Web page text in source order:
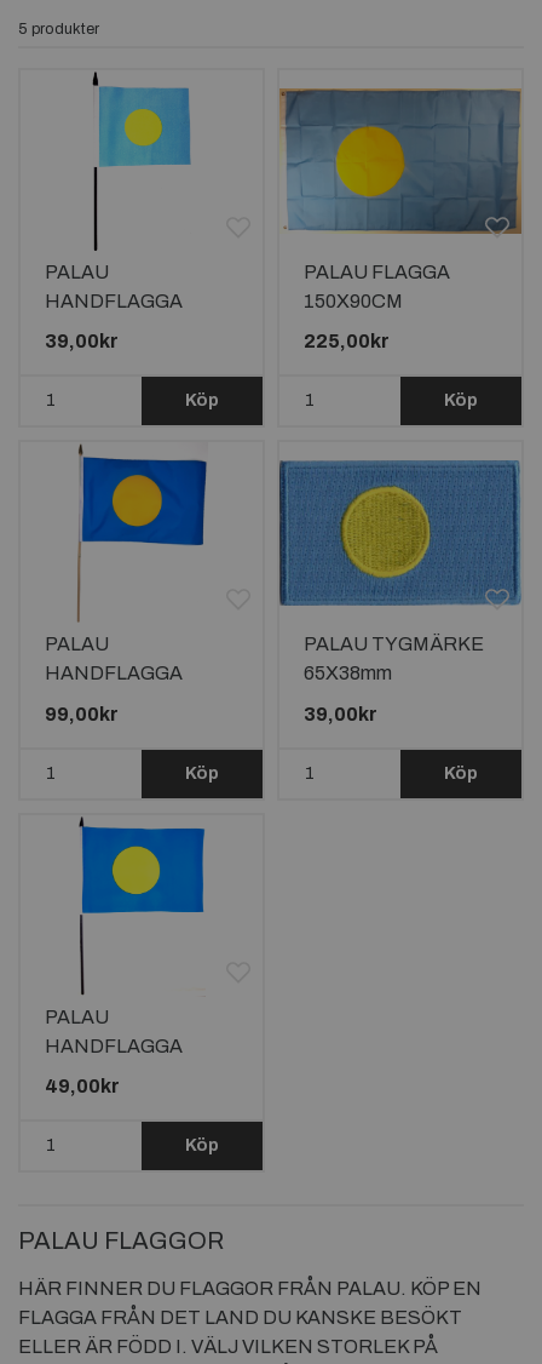
5 produkter
PALAU
HANDFLAGGA
15X10CM
39,00kr
Köp
PALAU FLAGGA
150X90CM
225,00kr
Köp
PALAU
HANDFLAGGA
45X30CM
99,00kr
Köp
PALAU TYGMÄRKE
65X38mm
39,00kr
Köp
PALAU
HANDFLAGGA
23X15CM
49,00kr
Köp
PALAU FLAGGOR
HÄR FINNER DU FLAGGOR FRÅN PALAU. KÖP EN
FLAGGA FRÅN DET LAND DU KANSKE BESÖKT
ELLER ÄR FÖDD I. VÄLJ VILKEN STORLEK PÅ